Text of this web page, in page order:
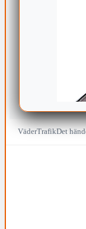
VäderTrafikDet